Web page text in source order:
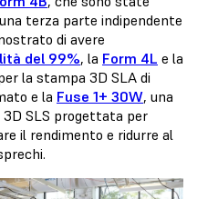
terza parte indipendente
di avere
del 99%, la Form 4L e la
la stampa 3D SLA di
e la Fuse 1+ 30W, una
SLS progettata per
il rendimento e ridurre al